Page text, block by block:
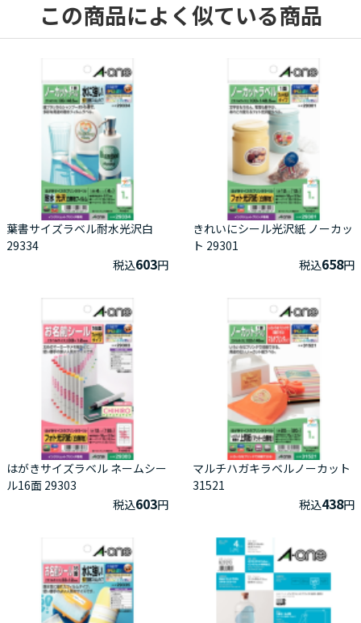
この商品によく似ている商品
葉書サイズラベル耐水光沢白
29334
税込603円
きれいにシール光沢紙 ノーカッ
ト 29301
税込658円
はがきサイズラベル ネームシー
ル16面 29303
税込603円
マルチハガキラベルノーカット
31521
税込438円